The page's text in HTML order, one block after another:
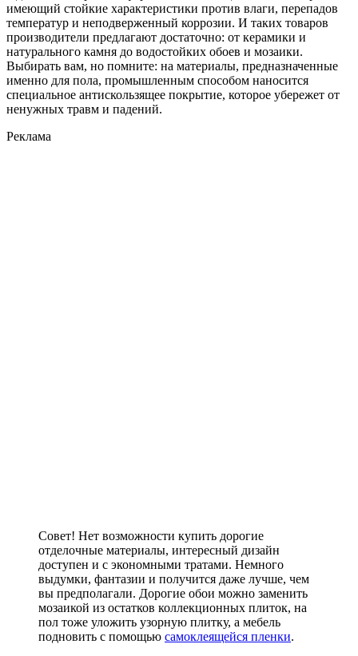
имеющий стойкие характеристики против влаги, перепадов
температур и неподверженный коррозии. И таких товаров
производители предлагают достаточно: от керамики и
натурального камня до водостойких обоев и мозаики.
Выбирать вам, но помните: на материалы, предназначенные
именно для пола, промышленным способом наносится
специальное антискользящее покрытие, которое убережет от
ненужных травм и падений.
Реклама
Совет! Нет возможности купить дорогие
отделочные материалы, интересный дизайн
доступен и с экономными тратами. Немного
выдумки, фантазии и получится даже лучше, чем
вы предполагали. Дорогие обои можно заменить
мозаикой из остатков коллекционных плиток, на
пол тоже уложить узорную плитку, а мебель
подновить с помощью самоклеящейся пленки.